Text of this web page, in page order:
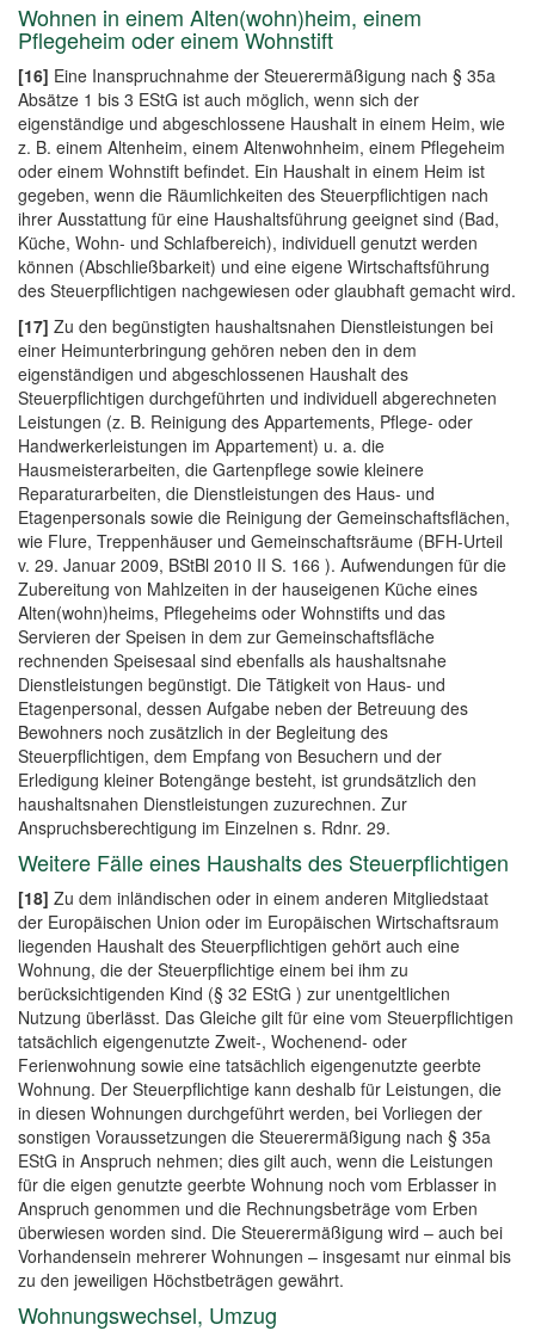
Wohnen in einem Alten(wohn)heim, einem
Pflegeheim oder einem Wohnstift
[16] Eine Inanspruchnahme der Steuerermäßigung nach § 35a
Absätze 1 bis 3 EStG ist auch möglich, wenn sich der
eigenständige und abgeschlossene Haushalt in einem Heim, wie
z. B. einem Altenheim, einem Altenwohnheim, einem Pflegeheim
oder einem Wohnstift befindet. Ein Haushalt in einem Heim ist
gegeben, wenn die Räumlichkeiten des Steuerpflichtigen nach
ihrer Ausstattung für eine Haushaltsführung geeignet sind (Bad,
Küche, Wohn- und Schlafbereich), individuell genutzt werden
können (Abschließbarkeit) und eine eigene Wirtschaftsführung
des Steuerpflichtigen nachgewiesen oder glaubhaft gemacht wird.
[17] Zu den begünstigten haushaltsnahen Dienstleistungen bei
einer Heimunterbringung gehören neben den in dem
eigenständigen und abgeschlossenen Haushalt des
Steuerpflichtigen durchgeführten und individuell abgerechneten
Leistungen (z. B. Reinigung des Appartements, Pflege- oder
Handwerkerleistungen im Appartement) u. a. die
Hausmeisterarbeiten, die Gartenpflege sowie kleinere
Reparaturarbeiten, die Dienstleistungen des Haus- und
Etagenpersonals sowie die Reinigung der Gemeinschaftsflächen,
wie Flure, Treppenhäuser und Gemeinschaftsräume (BFH-Urteil
v. 29. Januar 2009, BStBl 2010 II S. 166 ). Aufwendungen für die
Zubereitung von Mahlzeiten in der hauseigenen Küche eines
Alten(wohn)heims, Pflegeheims oder Wohnstifts und das
Servieren der Speisen in dem zur Gemeinschaftsfläche
rechnenden Speisesaal sind ebenfalls als haushaltsnahe
Dienstleistungen begünstigt. Die Tätigkeit von Haus- und
Etagenpersonal, dessen Aufgabe neben der Betreuung des
Bewohners noch zusätzlich in der Begleitung des
Steuerpflichtigen, dem Empfang von Besuchern und der
Erledigung kleiner Botengänge besteht, ist grundsätzlich den
haushaltsnahen Dienstleistungen zuzurechnen. Zur
Anspruchsberechtigung im Einzelnen s. Rdnr. 29.
Weitere Fälle eines Haushalts des Steuerpflichtigen
[18] Zu dem inländischen oder in einem anderen Mitgliedstaat
der Europäischen Union oder im Europäischen Wirtschaftsraum
liegenden Haushalt des Steuerpflichtigen gehört auch eine
Wohnung, die der Steuerpflichtige einem bei ihm zu
berücksichtigenden Kind (§ 32 EStG ) zur unentgeltlichen
Nutzung überlässt. Das Gleiche gilt für eine vom Steuerpflichtigen
tatsächlich eigengenutzte Zweit-, Wochenend- oder
Ferienwohnung sowie eine tatsächlich eigengenutzte geerbte
Wohnung. Der Steuerpflichtige kann deshalb für Leistungen, die
in diesen Wohnungen durchgeführt werden, bei Vorliegen der
sonstigen Voraussetzungen die Steuerermäßigung nach § 35a
EStG in Anspruch nehmen; dies gilt auch, wenn die Leistungen
für die eigen genutzte geerbte Wohnung noch vom Erblasser in
Anspruch genommen und die Rechnungsbeträge vom Erben
überwiesen worden sind. Die Steuerermäßigung wird – auch bei
Vorhandensein mehrerer Wohnungen – insgesamt nur einmal bis
zu den jeweiligen Höchstbeträgen gewährt.
Wohnungswechsel, Umzug